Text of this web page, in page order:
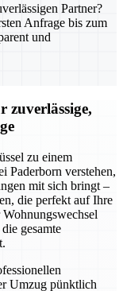
Partner?
Anfrage bis zum
und
zuverlässige,
zu einem
Paderborn verstehen,
mit sich bringt –
die perfekt auf Ihre
gesamte
Umzug pünktlich